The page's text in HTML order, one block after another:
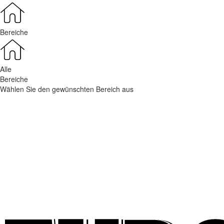
Bereiche
Alle
Bereiche
Wählen Sie den gewünschten Bereich aus